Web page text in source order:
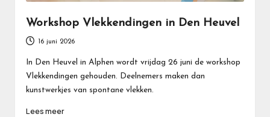
Workshop Vlekkendingen in Den Heuvel
16 juni 2026
In Den Heuvel in Alphen wordt vrijdag 26 juni de workshop
Vlekkendingen gehouden. Deelnemers maken dan
kunstwerkjes van spontane vlekken.
Lees meer